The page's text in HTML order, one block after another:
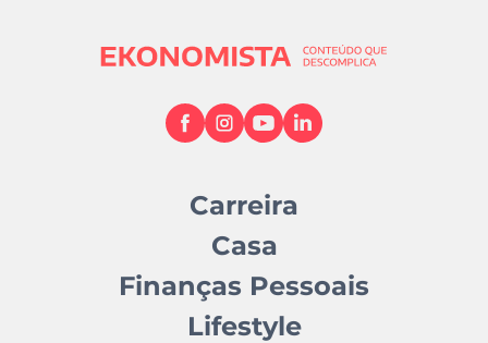
Carreira
Casa
Finanças Pessoais
Lifestyle